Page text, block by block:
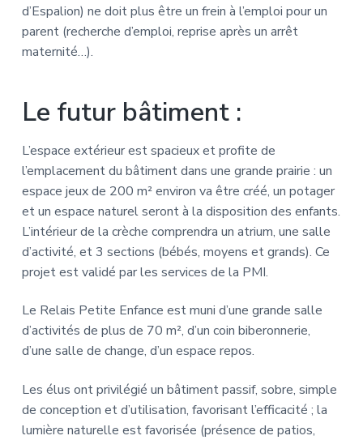
d’Espalion) ne doit plus être un frein à l’emploi pour un
parent (recherche d’emploi, reprise après un arrêt
maternité…).
Le futur bâtiment :
L’espace extérieur est spacieux et profite de
l’emplacement du bâtiment dans une grande prairie : un
espace jeux de 200 m² environ va être créé, un potager
et un espace naturel seront à la disposition des enfants.
L’intérieur de la crèche comprendra un atrium, une salle
d’activité, et 3 sections (bébés, moyens et grands). Ce
projet est validé par les services de la PMI.
Le Relais Petite Enfance est muni d’une grande salle
d’activités de plus de 70 m², d’un coin biberonnerie,
d’une salle de change, d’un espace repos.
Les élus ont privilégié un bâtiment passif, sobre, simple
de conception et d’utilisation, favorisant l’efficacité ; la
lumière naturelle est favorisée (présence de patios,